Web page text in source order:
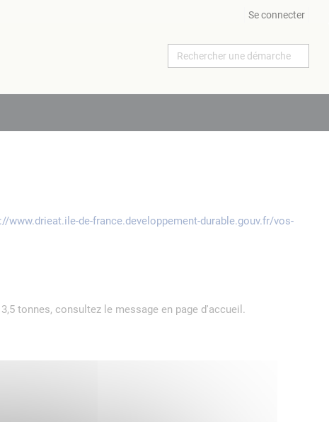
Se connecter
www.drieat.ile-de-france.developpement-durable.gouv.fr/vos-
tonnes, consultez le message en page d'accueil.